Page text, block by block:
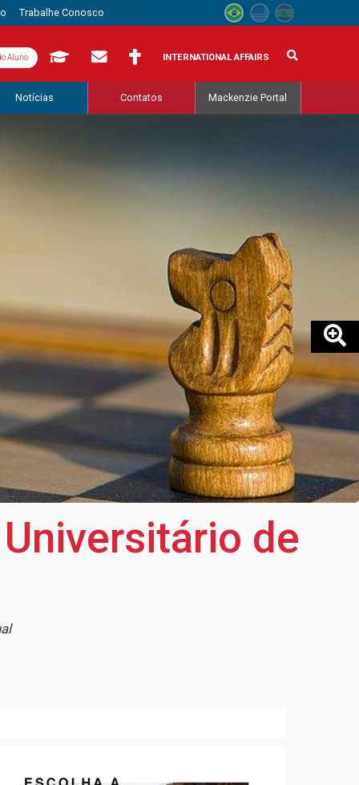
Trabalhe Conosco
Aluno INTERNATIONAL AFFAIRS
Notícias Contatos Mackenzie Portal
de